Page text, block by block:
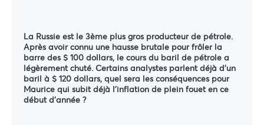
La Russie est le 3ème plus gros producteur de pétrole.
Après avoir connu une hausse brutale pour frôler la
barre des $ 100 dollars, le cours du baril de pétrole a
légèrement chuté. Certains analystes parlent déjà d’un
baril à $ 120 dollars, quel sera les conséquences pour
Maurice qui subit déjà l’inflation de plein fouet en ce
début d’année ?